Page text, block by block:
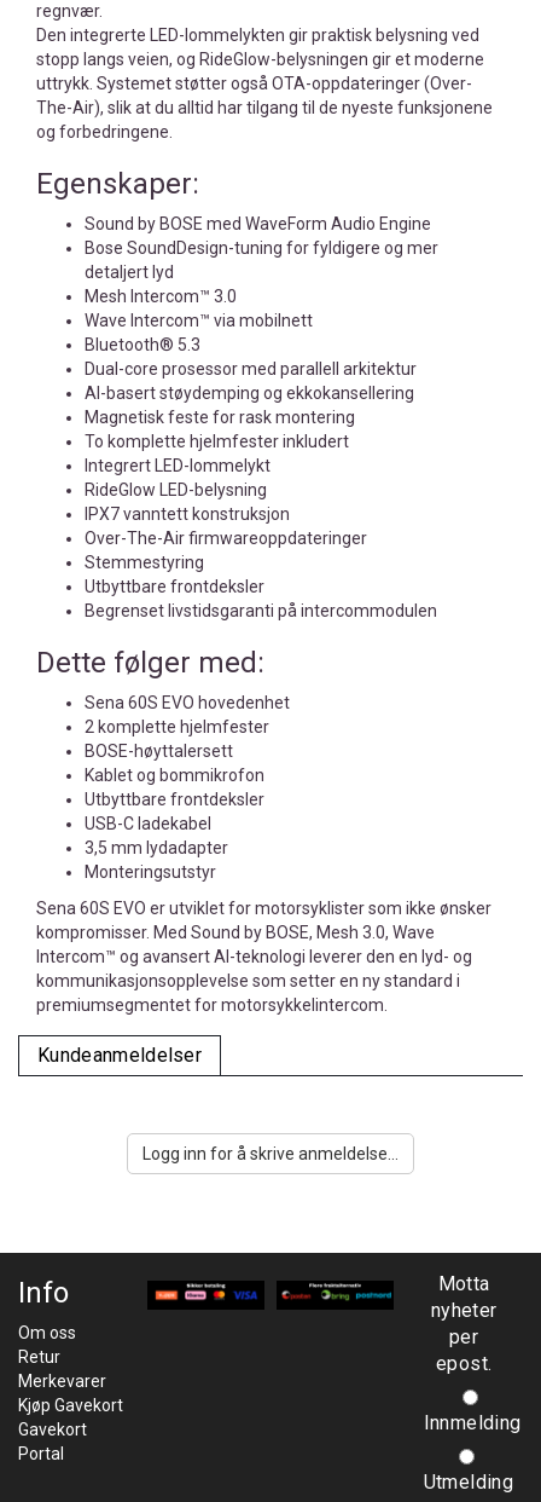
regnvær.
Den integrerte LED-lommelykten gir praktisk belysning ved
stopp langs veien, og RideGlow-belysningen gir et moderne
uttrykk. Systemet støtter også OTA-oppdateringer (Over-
The-Air), slik at du alltid har tilgang til de nyeste funksjonene
og forbedringene.
Egenskaper:
Sound by BOSE med WaveForm Audio Engine
Bose SoundDesign-tuning for fyldigere og mer
detaljert lyd
Mesh Intercom™ 3.0
Wave Intercom™ via mobilnett
Bluetooth® 5.3
Dual-core prosessor med parallell arkitektur
AI-basert støydemping og ekkokansellering
Magnetisk feste for rask montering
To komplette hjelmfester inkludert
Integrert LED-lommelykt
RideGlow LED-belysning
IPX7 vanntett konstruksjon
Over-The-Air firmwareoppdateringer
Stemmestyring
Utbyttbare frontdeksler
Begrenset livstidsgaranti på intercommodulen
Dette følger med:
Sena 60S EVO hovedenhet
2 komplette hjelmfester
BOSE-høyttalersett
Kablet og bommikrofon
Utbyttbare frontdeksler
USB-C ladekabel
3,5 mm lydadapter
Monteringsutstyr
Sena 60S EVO er utviklet for motorsyklister som ikke ønsker
kompromisser. Med Sound by BOSE, Mesh 3.0, Wave
Intercom™ og avansert AI-teknologi leverer den en lyd- og
kommunikasjonsopplevelse som setter en ny standard i
premiumsegmentet for motorsykkelintercom.
Kundeanmeldelser
Logg inn for å skrive anmeldelse...
Info
Om oss
Retur
Merkevarer
Kjøp Gavekort
Gavekort
Portal
Motta
nyheter
per
epost.
Innmelding
Utmelding